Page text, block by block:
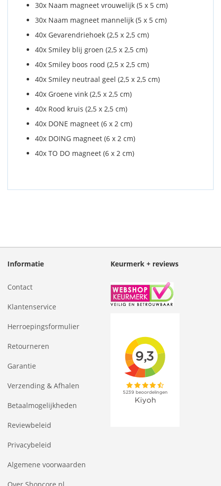
30x Naam magneet vrouwelijk (5 x 5 cm)
30x Naam magneet mannelijk (5 x 5 cm)
40x Gevarendriehoek (2,5 x 2,5 cm)
40x Smiley blij groen (2,5 x 2,5 cm)
40x Smiley boos rood (2,5 x 2,5 cm)
40x Smiley neutraal geel (2,5 x 2,5 cm)
40x Groene vink (2,5 x 2,5 cm)
40x Rood kruis (2,5 x 2,5 cm)
40x DONE magneet (6 x 2 cm)
40x DOING magneet (6 x 2 cm)
40x TO DO magneet (6 x 2 cm)
Informatie
Contact
Klantenservice
Herroepingsformulier
Retourneren
Garantie
Verzending & Afhalen
Betaalmogelijkheden
Reviewbeleid
Privacybeleid
Algemene voorwaarden
Keurmerk + reviews